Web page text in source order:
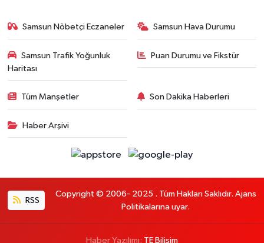
Samsun Nöbetçi Eczaneler Samsun Hava Durumu
Samsun Trafik Yoğunluk
Haritası
Puan Durumu ve Fikstür
Tüm Manşetler Son Dakika Haberleri
Haber Arşivi
RSS
Copyright © 2006- 2025 . Tüm Hakları Saklıdır. Ajans
Politikalarına uyar.
Haber Yazılımı: TE Bilişim